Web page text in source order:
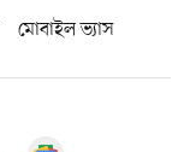
মোবাইল ভ্যাস